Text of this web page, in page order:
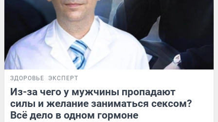
ЗДОРОВЬЕ ЭКСПЕРТ
Из-за чего у мужчины пропадают
силы и желание заниматься сексом?
Всё дело в одном гормоне